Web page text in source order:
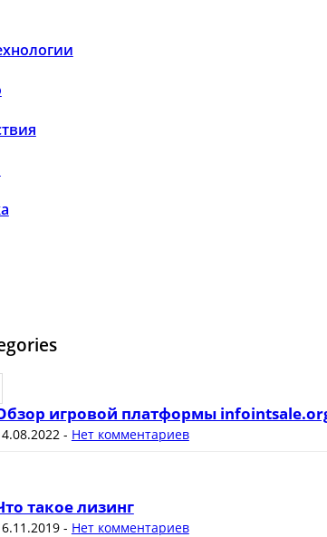
игровой платформы
- Нет комментариев
такое лизинг
- Нет комментариев